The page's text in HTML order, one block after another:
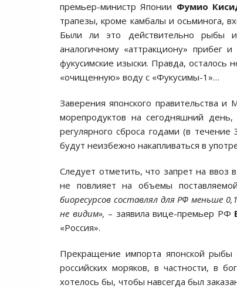
премьер-министр Японии Фумио
трапезы, кроме камбалы и осьминога,
Были ли это действительно рыбы
аналогичному «аттракциону»
фукусимские изыски. Правда, осталось
«очищенную» воду с «Фукусимы-1»…
Заверения японского правительства
морепродуктов на сегодняшний
регулярного сброса годами (в
будут неизбежно накапливаться в
Следует отметить, что запрет на
не повлияет на объемы
биоресурсов составлял для РФ меньше
не видим», – заявила вице-премьер РФ
«Россия».
Прекращение импорта японской рыбы
российских моряков, в частности, в
хотелось бы, чтобы навсегда был